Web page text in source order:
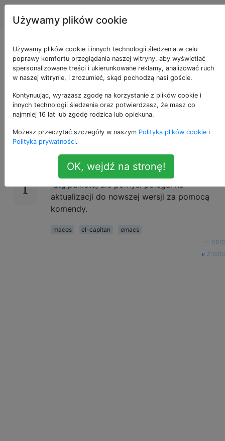
Apple Tagi
Zaktualizuj emacsa
dostarczanego z OS
X
11
Czy istnieje sposób na zaktualizowanie
systemem OS X? Mogłem usunąć pliki
binarne i zainstalować Emacsa za pomocą
dmg pakietu, ale pomysł polegał na
aktualizacji do nowszej wersji za pomocą
komendy.
macos el-capitan
emacs
nbro
źródło
Używamy plików cookie
Używamy plików cookie i innych technologii śledzenia w celu
poprawy komfortu przeglądania naszej witryny, aby wyświetlać
spersonalizowane treści i ukierunkowane reklamy, analizować ruch
w naszej witrynie, i zrozumieć, skąd pochodzą nasi goście.
Kontynuując, wyrażasz zgodę na korzystanie z plików cookie i
innych technologii śledzenia oraz potwierdzasz, że masz co
najmniej 16 lat lub zgodę rodzica lub opiekuna.
Możesz przeczytać szczegóły w naszym Polityka plików cookie i
Polityka prywatności.
OK, wejdź na stronę!